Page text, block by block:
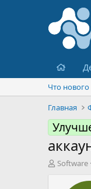
Что нового
Главная
А
Software